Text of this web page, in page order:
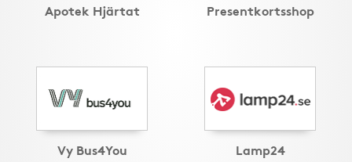
Apotek Hjärtat Presentkortsshop
Vy Bus4You Lamp24